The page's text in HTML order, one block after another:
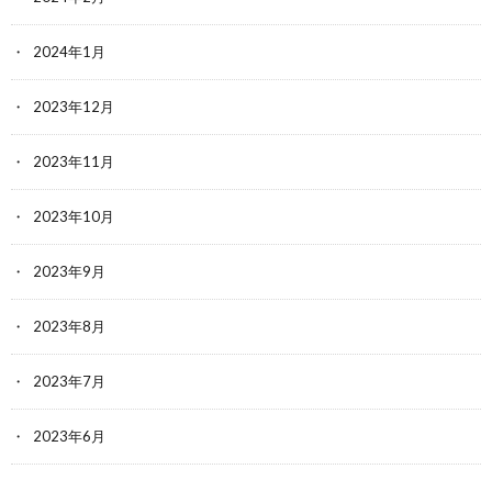
2024年1月
2023年12月
2023年11月
2023年10月
2023年9月
2023年8月
2023年7月
2023年6月